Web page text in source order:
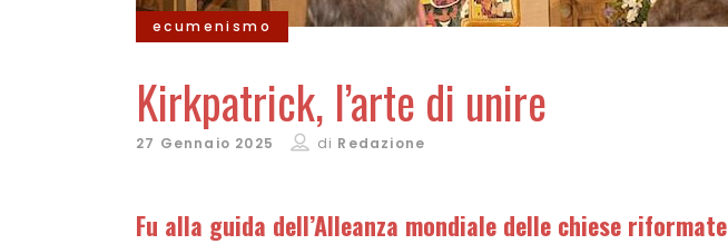
ecumenismo
Kirkpatrick, l’arte di unire
27 Gennaio 2025 di Redazione
Fu alla guida dell’Alleanza mondiale delle chiese riformate